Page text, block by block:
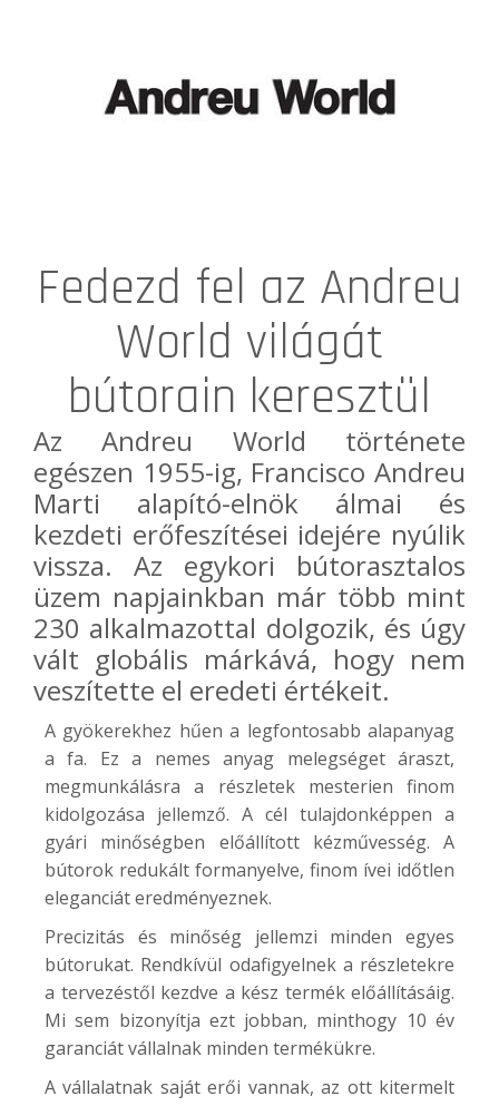
Fedezd fel az Andreu
World világát
bútorain keresztül
AzAndreu World története
egészen 1955-ig, Francisco Andreu
Marti alapító-elnök álmai és
kezdeti erőfeszítései idejére nyúlik
vissza. Az egykori bútorasztalos
üzem napjainkban már több mint
230 alkalmazottal dolgozik, és úgy
vált globális márkává, hogy nem
veszítette el eredeti értékeit.
A gyökerekhez hűen a legfontosabb alapanyag
a fa. Ez a nemes anyag melegséget áraszt,
megmunkálásra a részletek mesterien finom
kidolgozása jellemző. A cél tulajdonképpen a
gyári minőségben előállított kézművesség. A
bútorok redukált formanyelve, finom ívei időtlen
eleganciát eredményeznek.
Precizitás és minőség jellemzi minden egyes
bútorukat. Rendkívül odafigyelnek a részletekre
a tervezéstől kezdve a kész termék előállításáig.
Mi sem bizonyítja ezt jobban, minthogy 10 év
garanciát vállalnak minden termékükre.
A vállalatnak saját erői vannak, az ott kitermelt